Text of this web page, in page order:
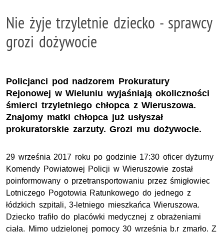
Nie żyje trzyletnie dziecko - sprawcy
grozi dożywocie
Policjanci pod nadzorem Prokuratury
Rejonowej w Wieluniu wyjaśniają okoliczności
śmierci trzyletniego chłopca z Wieruszowa.
Znajomy matki chłopca już usłyszał
prokuratorskie zarzuty. Grozi mu dożywocie.
29 września 2017 roku po godzinie 17:30 oficer dyżurny
Komendy Powiatowej Policji w Wieruszowie został
poinformowany o przetransportowaniu przez śmigłowiec
Lotniczego Pogotowia Ratunkowego do jednego z
łódzkich szpitali, 3-letniego mieszkańca Wieruszowa.
Dziecko trafiło do placówki medycznej z obrażeniami
ciała. Mimo udzielonej pomocy 30 września b.r zmarło. Z